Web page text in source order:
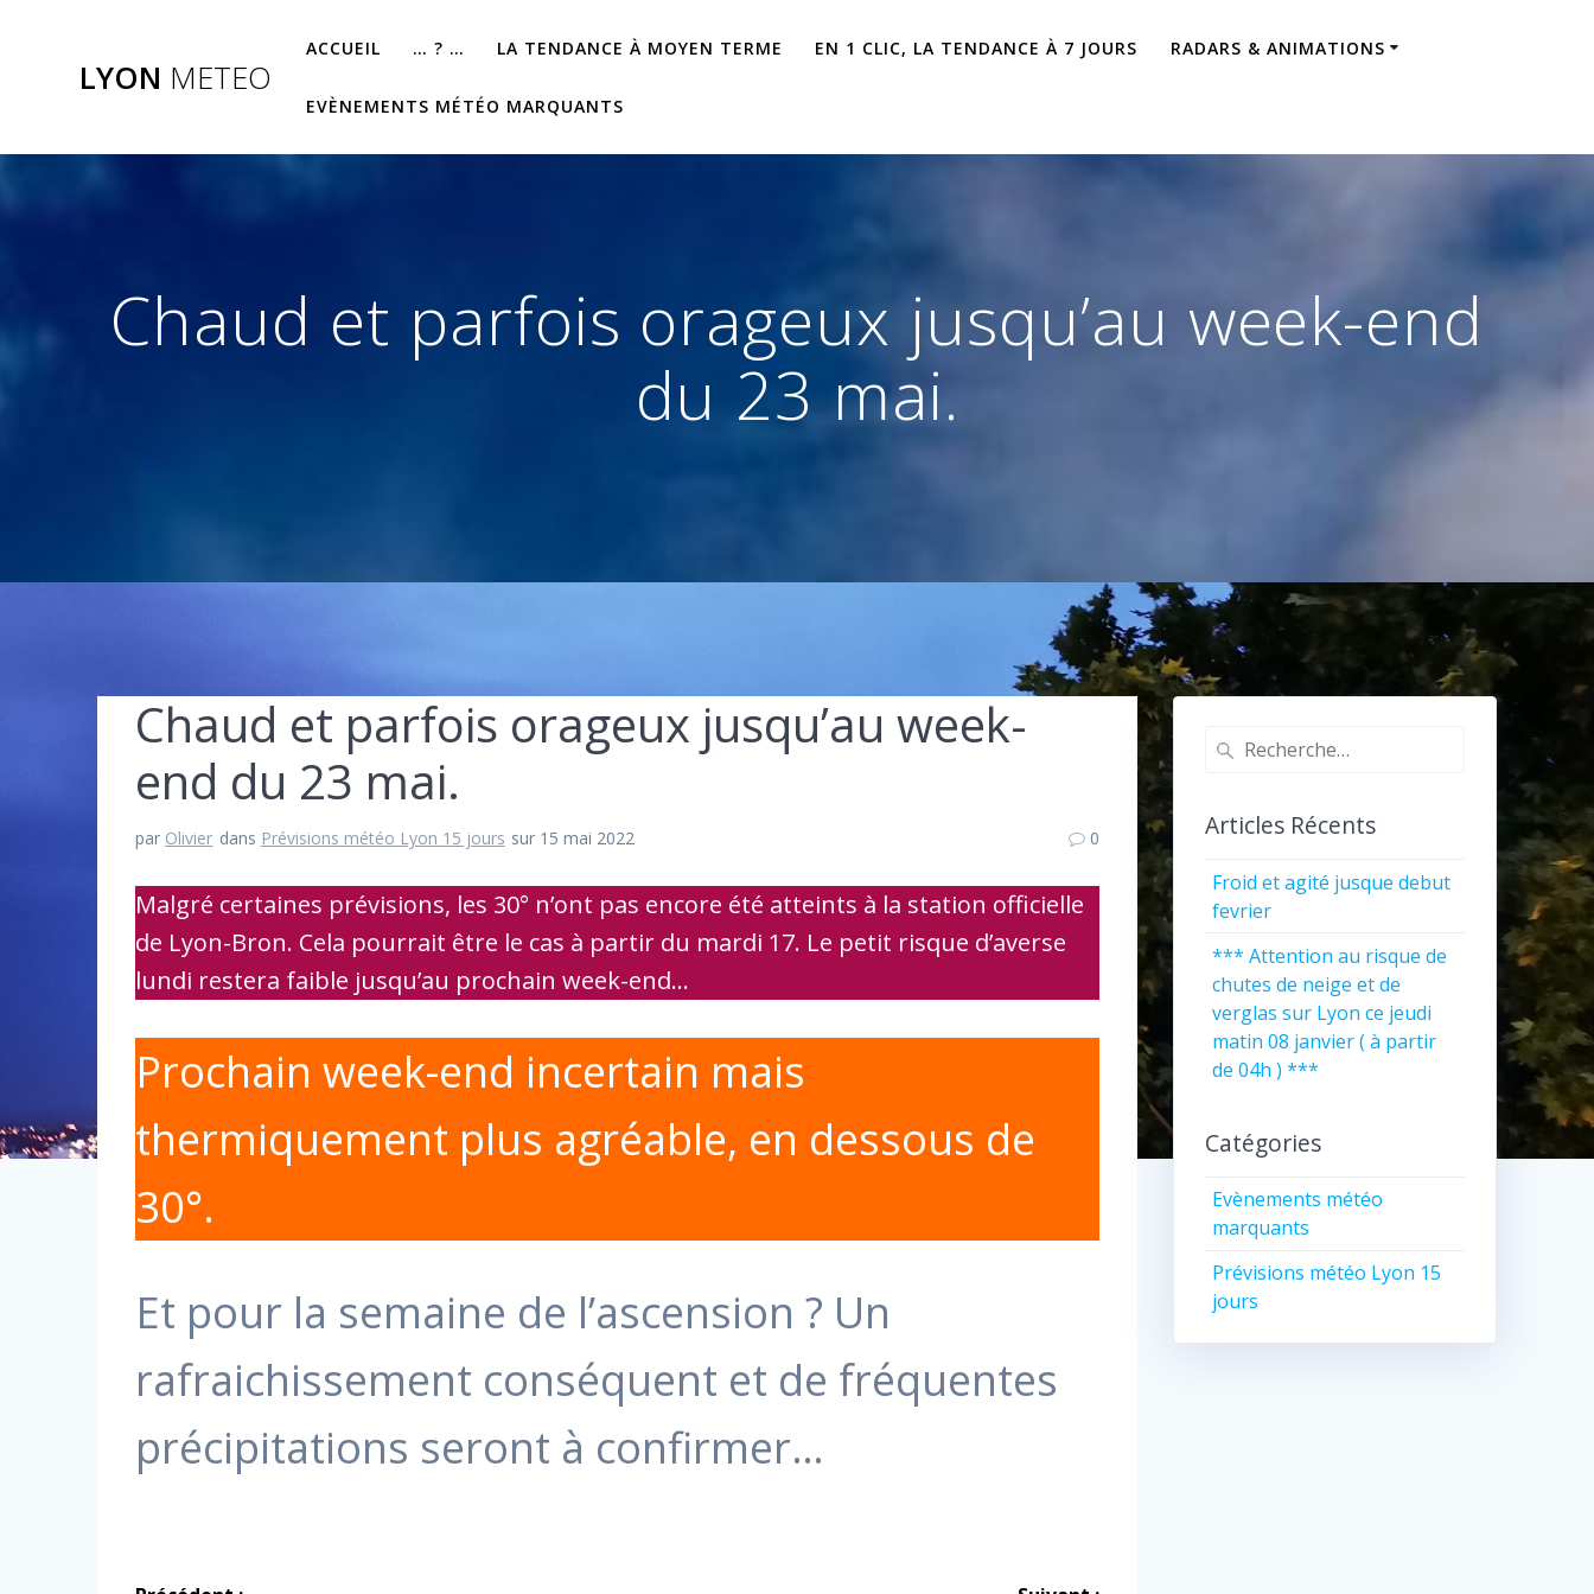
LYON METEO
ACCUEIL … ? … LA TENDANCE À MOYEN TERME EN 1 CLIC, LA TENDANCE À 7 JOURS RADARS & ANIMATIONS
EVÈNEMENTS MÉTÉO MARQUANTS
Chaud et parfois orageux jusqu’au week-end
du 23 mai.
Chaud et parfois orageux jusqu’au week-
end du 23 mai.
par Olivier dans Prévisions météo Lyon 15 jours sur 15 mai 2022 0
Malgré certaines prévisions, les 30° n’ont pas encore été atteints à la station officielle
de Lyon-Bron. Cela pourrait être le cas à partir du mardi 17. Le petit risque d’averse
lundi restera faible jusqu’au prochain week-end…
Prochain week-end incertain mais
thermiquement plus agréable, en dessous de
30°.
Et pour la semaine de l’ascension ? Un
rafraichissement conséquent et de fréquentes
précipitations seront à confirmer…
Recherche
Articles Récents
Froid et agité jusque debut
fevrier
*** Attention au risque de
chutes de neige et de
verglas sur Lyon ce jeudi
matin 08 janvier ( à partir
de 04h ) ***
Catégories
Evènements météo
marquants
Prévisions météo Lyon 15
jours